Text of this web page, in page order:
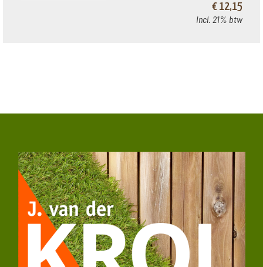
€ 12,15
Incl. 21% btw